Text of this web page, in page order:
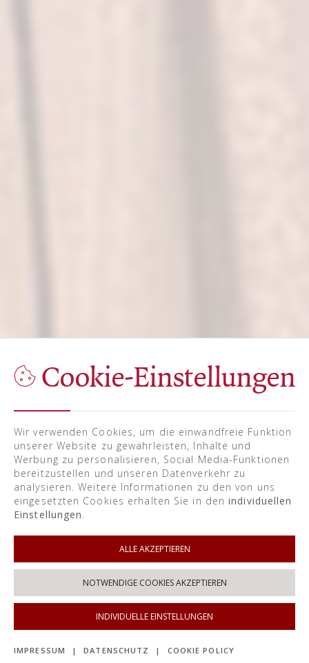
Cookie-Einstellungen
Wir verwenden Cookies, um die einwandfreie Funktion
unserer Website zu gewährleisten, Inhalte und
Werbung zu personalisieren, Social Media-Funktionen
bereitzustellen und unseren Datenverkehr zu
analysieren. Weitere Informationen zu den von uns
eingesetzten Cookies erhalten Sie in denindividuellen
Einstellungen.
ALLE AKZEPTIEREN
NOTWENDIGE COOKIES AKZEPTIEREN
IMPRESSUM | DATENSCHUTZ | COOKIE POLICY
INDIVIDUELLE EINSTELLUNGEN